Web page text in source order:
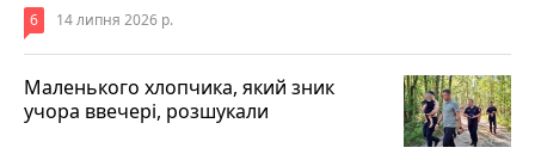
6 14 липня 2026 р.
Маленького хлопчика, який зник
учора ввечері, розшукали